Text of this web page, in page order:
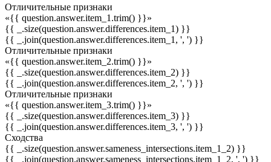
Отличительные признаки
«{{ question.answer.item_1.trim() }}»
{{ _.size(question.answer.differences.item_1) }}
{{ _.join(question.answer.differences.item_1, ', ') }}
Отличительные признаки
«{{ question.answer.item_2.trim() }}»
{{ _.size(question.answer.differences.item_2) }}
{{ _.join(question.answer.differences.item_2, ', ') }}
Отличительные признаки
«{{ question.answer.item_3.trim() }}»
{{ _.size(question.answer.differences.item_3) }}
{{ _.join(question.answer.differences.item_3, ', ') }}
Сходства
{{ _.size(question.answer.sameness_intersections.item_1_2) }}
{{ _.join(question.answer.sameness_intersections.item_1_2, ', ') }}